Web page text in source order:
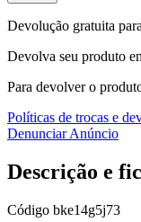
Devolução gratuita
Devolva seu produto
Para devolver o
Políticas de trocas e
Denunciar Anúncio
Descrição e
Código bke14g5j73